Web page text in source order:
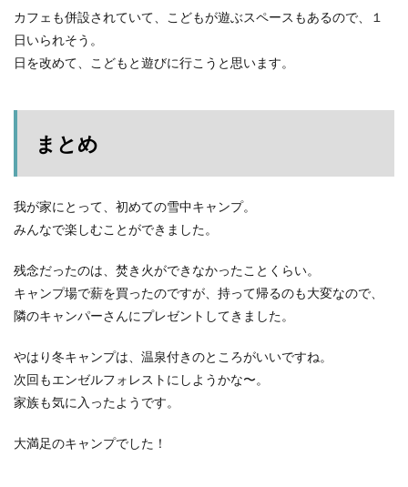
カフェも併設されていて、こどもが遊ぶスペースもあるので、１
日いられそう。
日を改めて、こどもと遊びに行こうと思います。
まとめ
我が家にとって、初めての雪中キャンプ。
みんなで楽しむことができました。
残念だったのは、焚き火ができなかったことくらい。
キャンプ場で薪を買ったのですが、持って帰るのも大変なので、
隣のキャンパーさんにプレゼントしてきました。
やはり冬キャンプは、温泉付きのところがいいですね。
次回もエンゼルフォレストにしようかな〜。
家族も気に入ったようです。
大満足のキャンプでした！